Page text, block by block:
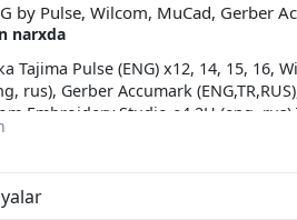
by Pulse, Wilcom, MuCad, Gerber
narxda
Tajima Pulse (ENG) x12, 14, 15, 16,
rus), Gerber Accumark
Embroidery Studio e4.2H (eng,
Gerber AccuMark v9 + авто
Plant 3D, AutoCAD Map 3D,